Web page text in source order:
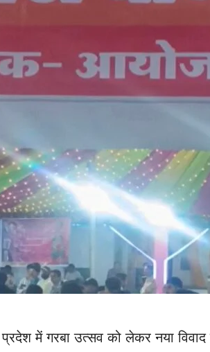
में गरबा उत्सव को लेकर नया